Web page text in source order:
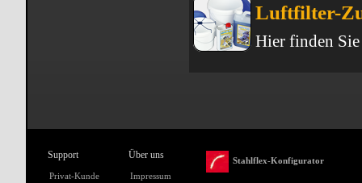
Luftfilter-
Hier finden
Support
Privat-Kunde
Über uns
Impressum
Stahlflex-Konfigurator